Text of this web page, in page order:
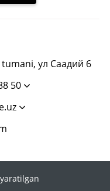
ул Саадий 6
50